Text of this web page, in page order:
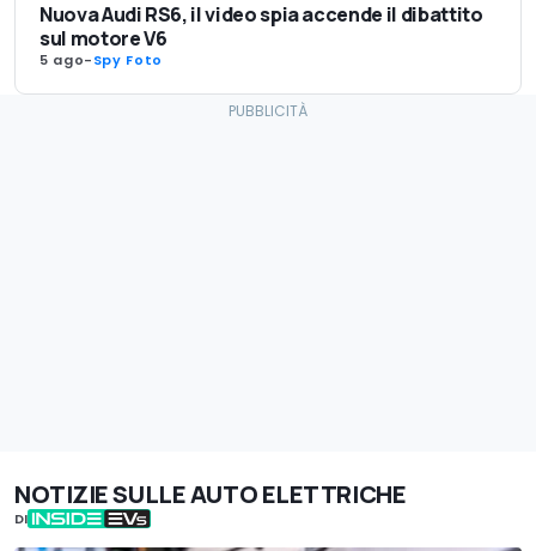
Nuova Audi RS6, il video spia accende il dibattito
sul motore V6
5 ago-Spy Foto
NOTIZIE SULLE AUTO ELETTRICHE
DI